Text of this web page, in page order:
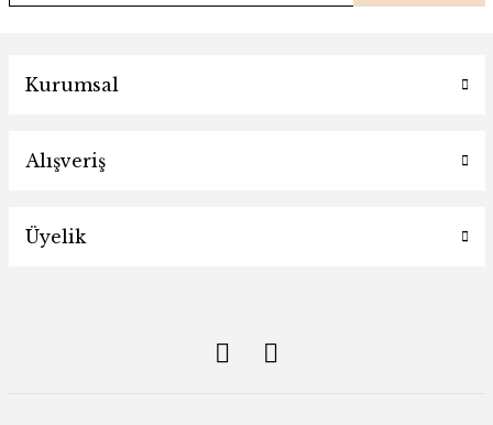
Kurumsal
Alışveriş
Üyelik